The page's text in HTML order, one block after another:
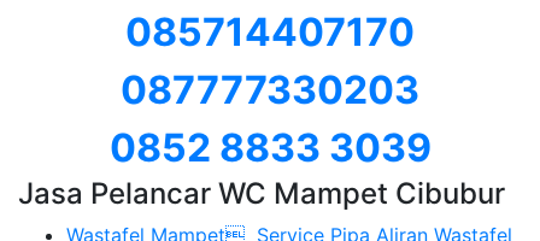
085714407170
087777330203
0852 8833 3039
Jasa Pelancar WC Mampet Cibubur
Wastafel Mampet Service Pipa Aliran Wastafel